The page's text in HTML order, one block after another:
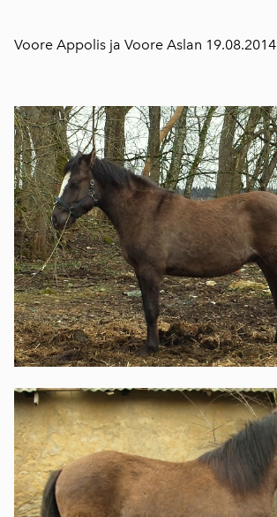
Voore Appolis ja Voore Aslan 19.08.2014